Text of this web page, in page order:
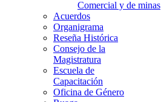
Comercial y de minas
Acuerdos
Organigrama
Reseña Histórica
Consejo de la
Magistratura
Escuela de
Capacitación
Oficina de Género